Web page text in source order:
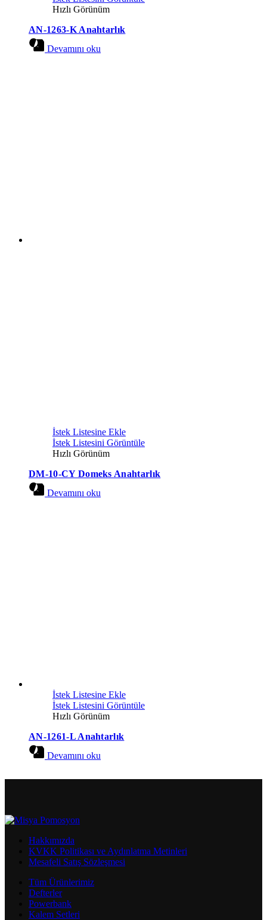
Hızlı Görünüm
AN-1263-K Anahtarlık
Devamını oku
İstek Listesine Ekle
İstek Listesini Görüntüle
Hızlı Görünüm
DM-10-CY Domeks Anahtarlık
Devamını oku
İstek Listesine Ekle
İstek Listesini Görüntüle
Hızlı Görünüm
AN-1261-L Anahtarlık
Devamını oku
Hakkımızda
KVKK Politikası ve Aydınlatma Metinleri
Mesafeli Satış Sözleşmesi
Tüm Ürünlerimiz
Defterler
Powerbank
Kalem Setleri